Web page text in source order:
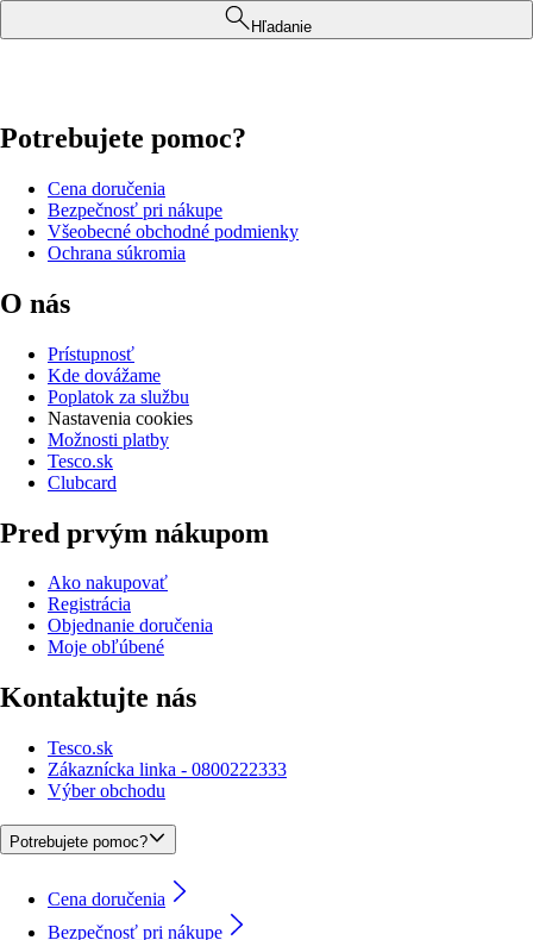
Hľadanie
Potrebujete pomoc?
Cena doručenia
Bezpečnosť pri nákupe
Všeobecné obchodné podmienky
Ochrana súkromia
O nás
Prístupnosť
Kde dovážame
Poplatok za službu
Nastavenia cookies
Možnosti platby
Tesco.sk
Clubcard
Pred prvým nákupom
Ako nakupovať
Registrácia
Objednanie doručenia
Moje obľúbené
Kontaktujte nás
Tesco.sk
Zákaznícka linka - 0800222333
Výber obchodu
Potrebujete pomoc?
Cena doručenia
Bezpečnosť pri nákupe